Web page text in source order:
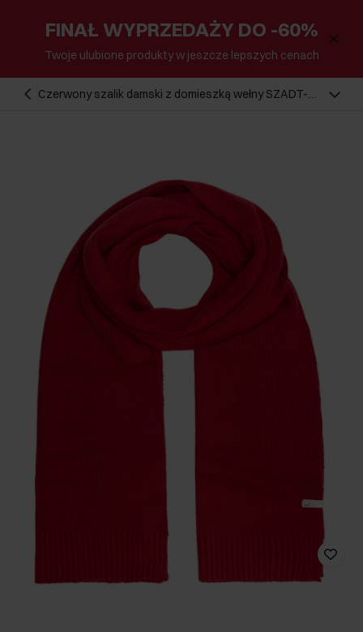
FINAŁ WYPRZEDAŻY DO -60%
Twoje ulubione produkty w jeszcze lepszych cenach
Czerwony szalik damski z domieszką wełny SZADT-